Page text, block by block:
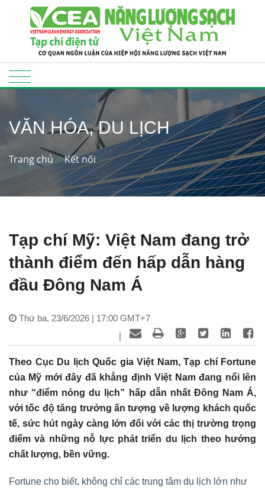
VĂN HÓA, DU LỊCH
Trang chủ Kết nối
Tạp chí Mỹ: Việt Nam đang trở
thành điểm đến hấp dẫn hàng
đầu Đông Nam Á
Thứ ba, 23/6/2026 | 17:00 GMT+7
|
Theo Cục Du lịch Quốc gia Việt Nam, Tạp chí Fortune
của Mỹ mới đây đã khẳng định Việt Nam đang nổi lên
như “điểm nóng du lịch” hấp dẫn nhất Đông Nam Á,
với tốc độ tăng trưởng ấn tượng về lượng khách quốc
tế, sức hút ngày càng lớn đối với các thị trường trọng
điểm và những nỗ lực phát triển du lịch theo hướng
chất lượng, bền vững.
Fortune cho biết, không chỉ các trung tâm du lịch lớn như